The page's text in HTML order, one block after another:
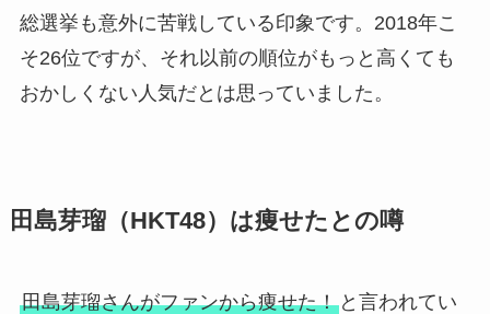
総選挙も意外に苦戦している印象です。2018年こ
そ26位ですが、それ以前の順位がもっと高くても
おかしくない人気だとは思っていました。
田島芽瑠（HKT48）は痩せたとの噂
田島芽瑠さんがファンから痩せた！と言われてい